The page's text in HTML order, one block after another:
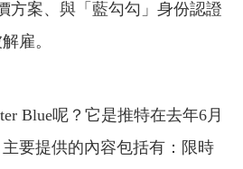
方案、與「藍勾勾」身份認證
雇。
Blue呢？它是推特在去年6月
要提供的內容包括有：限時